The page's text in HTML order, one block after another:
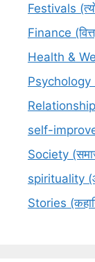
Festivals
Finance
Health &
Psychology
Relationship
self-
Society
spirituality
Stories